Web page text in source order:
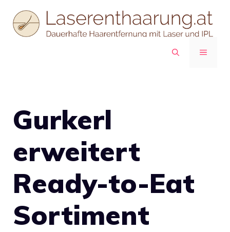
Inhalt
springen
MENÜ
Gurkerl
erweitert
Ready-to-Eat
Sortiment